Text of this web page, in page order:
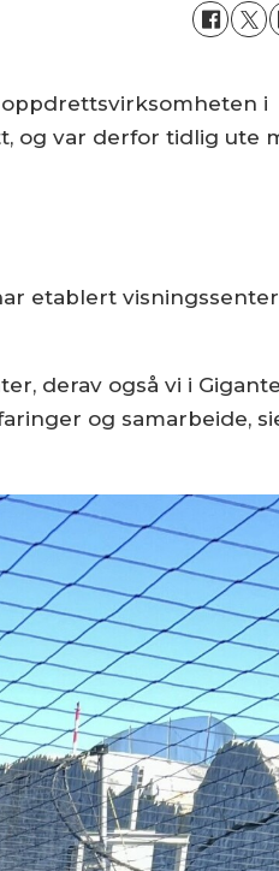
i
og var derfor tidlig ute
etablert
derav også vi i Gigante
og samarbeide,